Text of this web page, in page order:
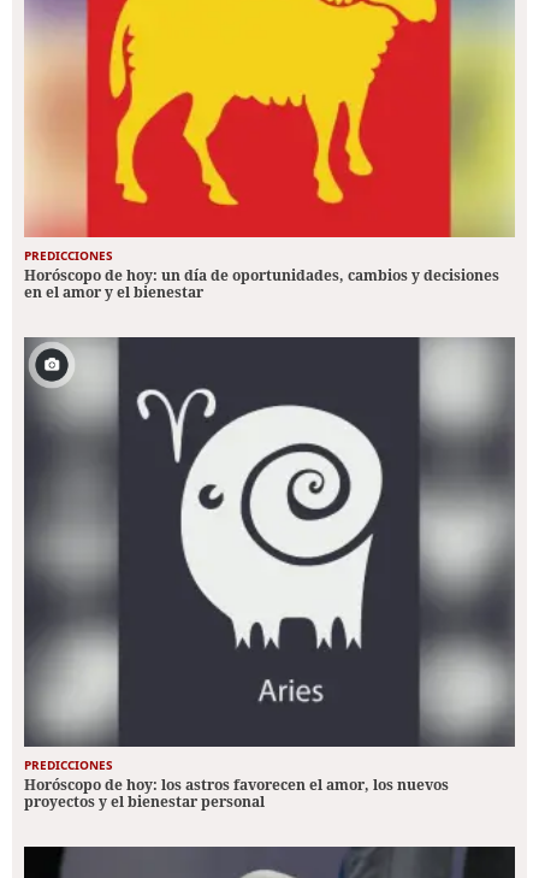
PREDICCIONES
Horóscopo de hoy: un día de oportunidades, cambios y decisiones
en el amor y el bienestar
PREDICCIONES
Horóscopo de hoy: los astros favorecen el amor, los nuevos
proyectos y el bienestar personal